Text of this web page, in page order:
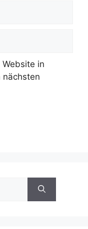
in
nächsten